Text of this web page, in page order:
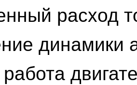
расход
динамики